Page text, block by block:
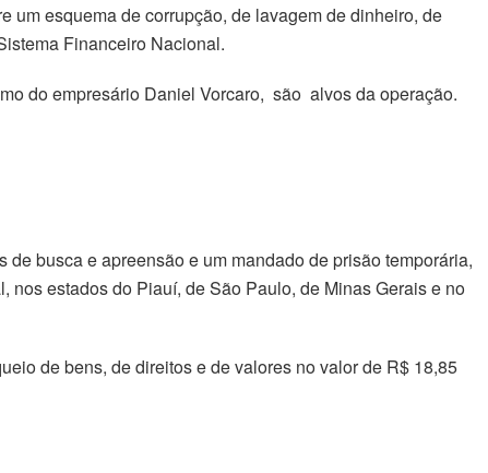
um esquema de corrupção, de lavagem de dinheiro, de
Financeiro Nacional.
do empresário Daniel Vorcaro, são alvos da operação.
busca e apreensão e um mandado de prisão temporária,
nos estados do Piauí, de São Paulo, de Minas Gerais e no
de bens, de direitos e de valores no valor de R$ 18,85